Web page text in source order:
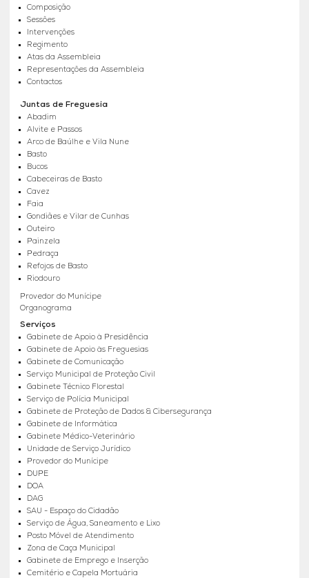
Composição
Sessões
Intervenções
Regimento
Atas da Assembleia
Representações da Assembleia
Contactos
Juntas de Freguesia
Abadim
Alvite e Passos
Arco de Baúlhe e Vila Nune
Basto
Bucos
Cabeceiras de Basto
Cavez
Faia
Gondiães e Vilar de Cunhas
Outeiro
Painzela
Pedraça
Refojos de Basto
Riodouro
Provedor do Munícipe
Organograma
Serviços
Gabinete de Apoio à Presidência
Gabinete de Apoio às Freguesias
Gabinete de Comunicação
Serviço Municipal de Proteção Civil
Gabinete Técnico Florestal
Serviço de Polícia Municipal
Gabinete de Proteção de Dados & Cibersegurança
Gabinete de Informática
Gabinete Médico-Veterinário
Unidade de Serviço Jurídico
Provedor do Munícipe
DUPE
DOA
DAG
SAU - Espaço do Cidadão
Serviço de Água, Saneamento e Lixo
Posto Móvel de Atendimento
Zona de Caça Municipal
Gabinete de Emprego e Inserção
Cemitério e Capela Mortuária